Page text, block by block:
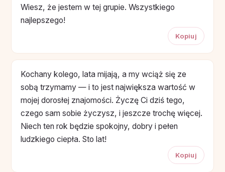
Wiesz, że jestem w tej grupie. Wszystkiego
najlepszego!
Kopiuj
Kochany kolego, lata mijają, a my wciąż się ze
sobą trzymamy — i to jest największa wartość w
mojej dorosłej znajomości. Życzę Ci dziś tego,
czego sam sobie życzysz, i jeszcze trochę więcej.
Niech ten rok będzie spokojny, dobry i pełen
ludzkiego ciepła. Sto lat!
Kopiuj